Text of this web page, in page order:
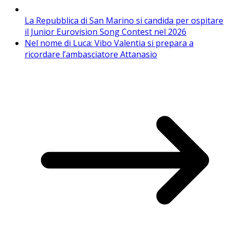
La Repubblica di San Marino si candida per ospitare
il Junior Eurovision Song Contest nel 2026
Nel nome di Luca: Vibo Valentia si prepara a
ricordare l’ambasciatore Attanasio